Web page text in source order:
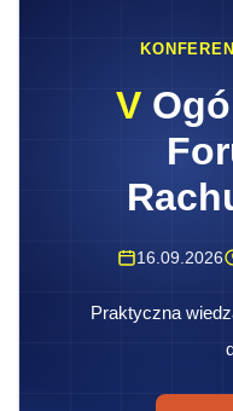
V
16.09.2026
Praktyczna